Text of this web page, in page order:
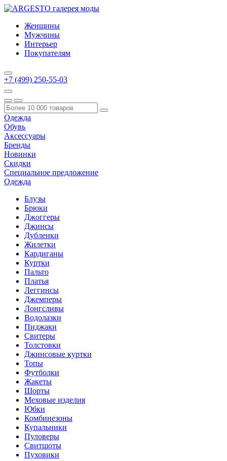
Женщины
Мужчины
Интерьер
Покупателям
+7 (499) 250-55-03
Одежда
Обувь
Аксессуары
Бренды
Новинки
Скидки
Специальное предложение
Одежда
Блузы
Брюки
Джоггеры
Джинсы
Дубленки
Жилетки
Кардиганы
Куртки
Пальто
Платья
Леггинсы
Джемперы
Лонгсливы
Водолазки
Пиджаки
Свитеры
Толстовки
Джинсовые куртки
Топы
Футболки
Жакеты
Шорты
Меховые изделия
Юбки
Комбинезоны
Купальники
Пуловеры
Свитшоты
Пуховики